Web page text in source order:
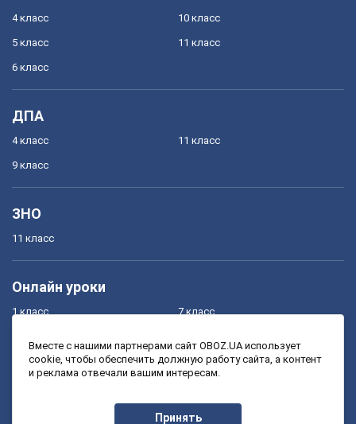
4 класс
5 класс
6 класс
10 класс
11 класс
ДПА
4 класс
9 класс
11 класс
ЗНО
11 класс
Онлайн уроки
1 класс
3 класс
7 класс
9 класс
Вместе с нашими партнерами сайт OBOZ.UA использует
cookie, чтобы обеспечить должную работу сайта, а контент
и реклама отвечали вашим интересам.
Принять